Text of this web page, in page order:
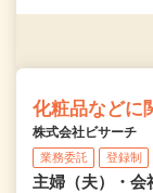
化粧品などに
株式会社ビサーチ
業務委託 登録制
主婦（夫）・会